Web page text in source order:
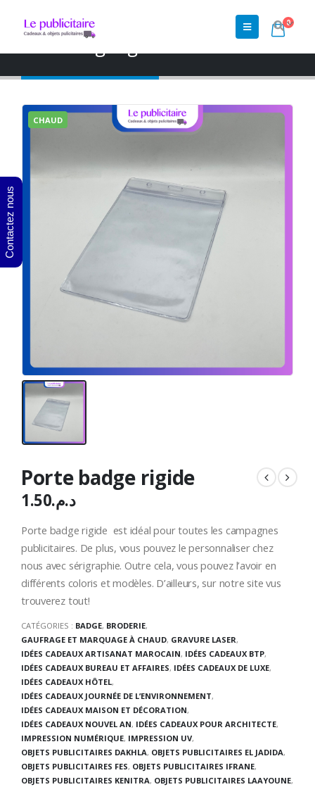
0
Accueil » Shop »
Porte badge rigide
CHAUD
Porte badge rigide
د.م.1.50
Porte badge rigide est idéal pour toutes les campagnes
publicitaires. De plus, vous pouvez le personnaliser chez
nous avec sérigraphie. Outre cela, vous pouvez l’avoir en
différents coloris et modèles. D’ailleurs, sur notre site vus
trouverez tout!
CATÉGORIES : BADGE, BRODERIE,
GAUFRAGE ET MARQUAGE À CHAUD, GRAVURE LASER,
IDÉES CADEAUX ARTISANAT MAROCAIN, IDÉES CADEAUX BTP,
IDÉES CADEAUX BUREAU ET AFFAIRES, IDÉES CADEAUX DE LUXE,
IDÉES CADEAUX HÔTEL,
IDÉES CADEAUX JOURNÉE DE L’ENVIRONNEMENT,
IDÉES CADEAUX MAISON ET DÉCORATION,
IDÉES CADEAUX NOUVEL AN, IDÉES CADEAUX POUR ARCHITECTE,
IMPRESSION NUMÉRIQUE, IMPRESSION UV,
OBJETS PUBLICITAIRES DAKHLA, OBJETS PUBLICITAIRES EL JADIDA,
OBJETS PUBLICITAIRES FES, OBJETS PUBLICITAIRES IFRANE,
OBJETS PUBLICITAIRES KENITRA, OBJETS PUBLICITAIRES LAAYOUNE,
Contactez nous